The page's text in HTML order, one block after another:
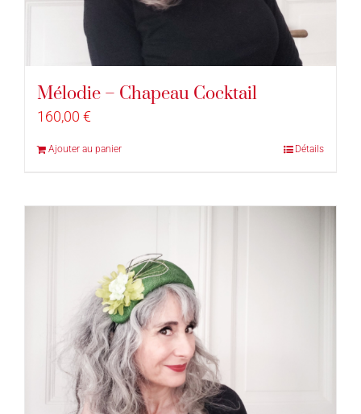
Mélodie – Chapeau Cocktail
160,00 €
Ajouter au panier Détails